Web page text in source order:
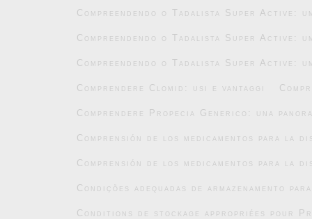
Compreendendo o Tadalista Super Active:
Compreendendo o Tadalista Super Active:
Compreendendo o Tadalista Super Active:
Comprendere Clomid: usi e vantaggi
Comprendere Propecia Generico: una
Comprensión de los medicamentos para la
Comprensión de los medicamentos para la
Condições adequadas de armazenamento
Conditions de stockage appropriées pour